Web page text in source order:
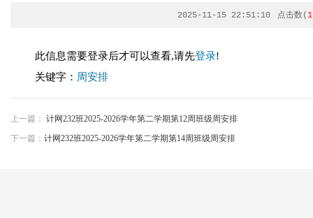
2025-11-15 22:51:10 点击数(
此信息需要登录后才可以查看,请先登录!
关键字： 周安排
上一篇： 计网232班2025-2026学年第二学期第12周班级周安排
下一篇： 计网232班2025-2026学年第二学期第14周班级周安排